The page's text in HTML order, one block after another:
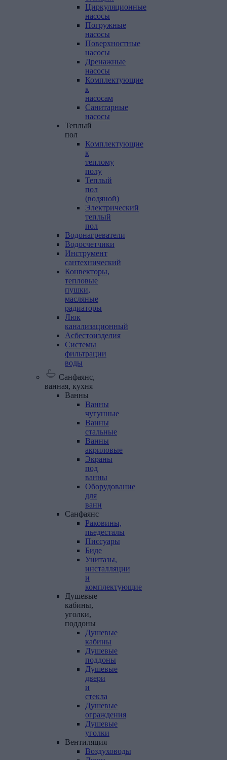
Циркуляционные
насосы
Погружные
насосы
Поверхностные
насосы
Дренажные
насосы
Комплектующие
к
насосам
Санитарные
насосы
Теплый
пол
Комплектующие
к
теплому
полу
Теплый
пол
(водяной)
Электрический
теплый
пол
Водонагреватели
Водосчетчики
Инструмент
сантехнический
Конвекторы,
тепловые
пушки,
масляные
радиаторы
Люк
канализационный
Асбестоизделия
Системы
фильтрации
воды
Санфаянс,
ванная, кухня
Ванны
Ванны
чугунные
Ванны
стальные
Ванны
акриловые
Экраны
под
ванны
Оборудование
для
ванн
Санфаянс
Раковины,
пьедесталы
Писсуары
Биде
Унитазы,
инсталляции
и
комплектующие
Душевые
кабины,
уголки,
поддоны
Душевые
кабины
Душевые
поддоны
Душевые
двери
и
стекла
Душевые
ограждения
Душевые
уголки
Вентиляция
Воздуховоды